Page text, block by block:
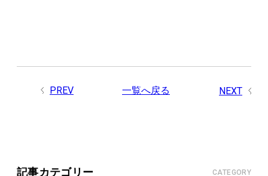
記事カテゴリー CATEGORY
PREV 一覧へ戻る NEXT